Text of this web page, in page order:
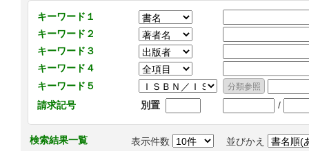
キーワード１
キーワード２
キーワード３
キーワード４
キーワード５
請求記号
別置 /
検索結果一覧 表示件数 並びかえ